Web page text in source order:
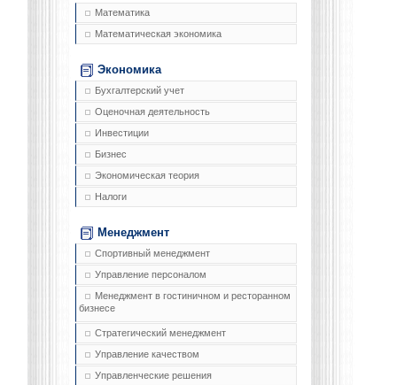
Математика
Математическая экономика
Экономика
Бухгалтерский учет
Оценочная деятельность
Инвестиции
Бизнес
Экономическая теория
Налоги
Менеджмент
Спортивный менеджмент
Управление персоналом
Менеджмент в гостиничном и ресторанном
бизнесе
Стратегический менеджмент
Управление качеством
Управленческие решения